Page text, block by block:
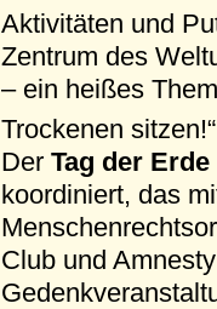
Aktivitäten und
Zentrum des
– ein heißes
Trockenen
Der Tag der Erde
koordiniert, das
Club und